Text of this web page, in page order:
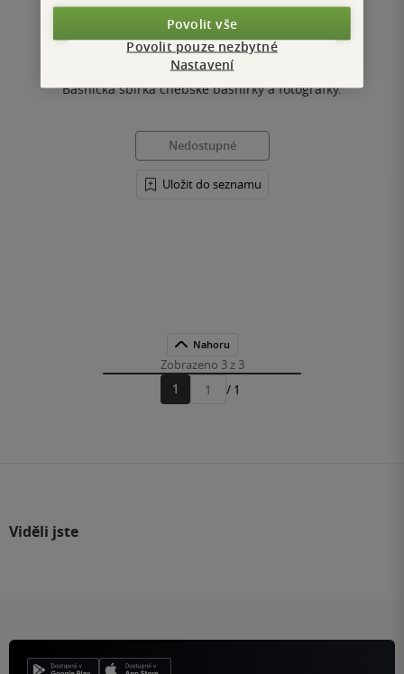
Viktorie Rybáková
0.0
z
5
hvězdiček
kniha
Básnická sbírka chebské básnířky a fotografky.
Nedostupné
Uložit do seznamu
Nahoru
Zobrazeno 3 z 3
1
Přejít
/ 1
Viděli jste
Povolit vše
Povolit pouze nezbytné
Nastavení